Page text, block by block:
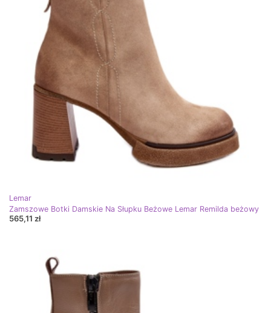
Lemar
Zamszowe Botki Damskie Na Słupku Beżowe Lemar Remilda beżowy
565,11 zł